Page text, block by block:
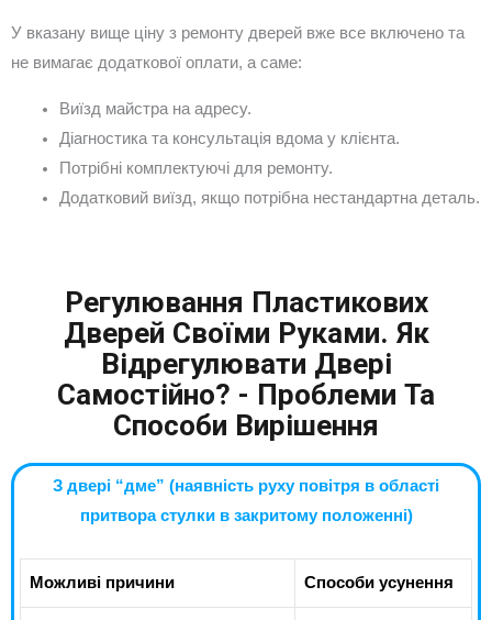
У вказану вище ціну з ремонту дверей вже все включено та
не вимагає додаткової оплати, а саме:
Виїзд майстра на адресу.
Діагностика та консультація вдома у клієнта.
Потрібні комплектуючі для ремонту.
Додатковий виїзд, якщо потрібна нестандартна деталь.
Регулювання Пластикових
Дверей Своїми Руками. Як
Відрегулювати Двері
Самостійно? - Проблеми Та
Способи Вирішення
З двері “дме” (наявність руху повітря в області
притвора стулки в закритому положенні)
Можливі причини Способи усунення